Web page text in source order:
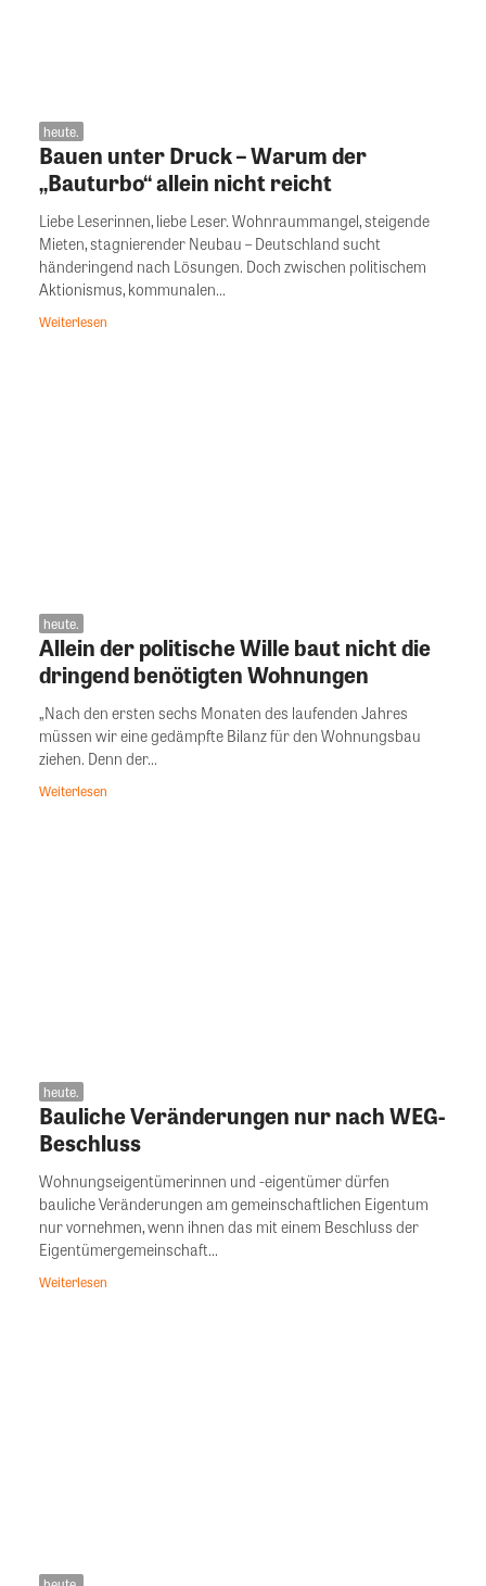
heute.
Bauen unter Druck – Warum der
„Bauturbo“ allein nicht reicht
Liebe Leserinnen, liebe Leser. Wohnraummangel, steigende
Mieten, stagnierender Neubau – Deutschland sucht
händeringend nach Lösungen. Doch zwischen politischem
Aktionismus, kommunalen...
Weiterlesen
heute.
Allein der politische Wille baut nicht die
dringend benötigten Wohnungen
„Nach den ersten sechs Monaten des laufenden Jahres
müssen wir eine gedämpfte Bilanz für den Wohnungsbau
ziehen. Denn der...
Weiterlesen
heute.
Bauliche Veränderungen nur nach WEG-
Beschluss
Wohnungseigentümerinnen und -eigentümer dürfen
bauliche Veränderungen am gemeinschaftlichen Eigentum
nur vornehmen, wenn ihnen das mit einem Beschluss der
Eigentümergemeinschaft...
Weiterlesen